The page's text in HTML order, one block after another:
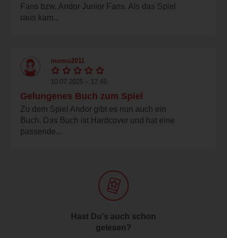
Fans bzw. Andor Junior Fans. Als das Spiel
raus kam...
momo2011
10.07.2025 – 17:45
Gelungenes Buch zum Spiel
Zu dem Spiel Andor gibt es nun auch ein
Buch. Das Buch ist Hardcover und hat eine
passende...
Hast Du's auch schon
gelesen?